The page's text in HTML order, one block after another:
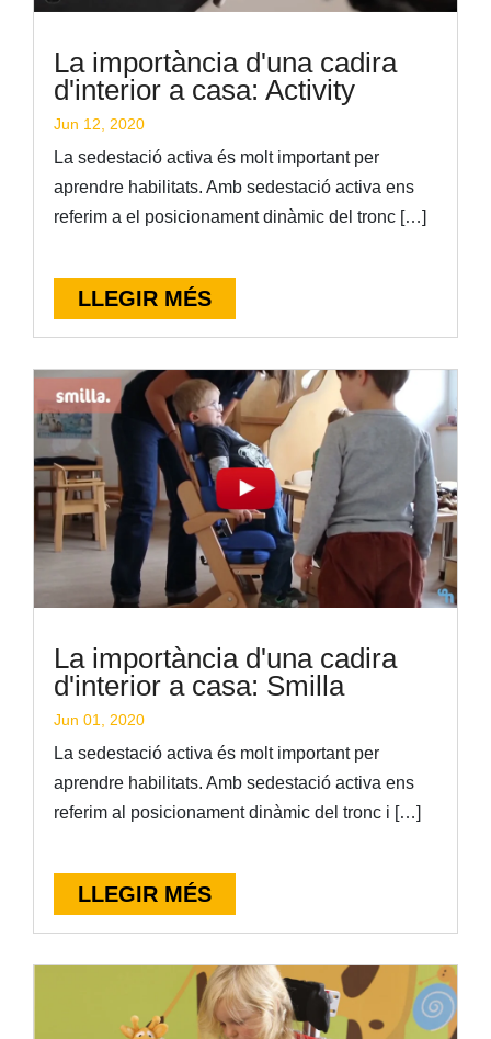
La importància d'una cadira
d'interior a casa: Activity
Jun 12, 2020
La sedestació activa és molt important per
aprendre habilitats. Amb sedestació activa ens
referim a el posicionament dinàmic del tronc […]
LLEGIR MÉS
La importància d'una cadira
d'interior a casa: Smilla
Jun 01, 2020
La sedestació activa és molt important per
aprendre habilitats. Amb sedestació activa ens
referim al posicionament dinàmic del tronc i […]
LLEGIR MÉS